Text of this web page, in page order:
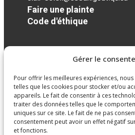
Gérer le
Pour offrir les meilleures expériences,
telles que les cookies pour stocker et/ou
appareils. Le fait de consentir à ces
traiter des données telles que le
uniques sur ce site. Le fait de ne pas
consentement peut avoir un effet négatif
et fonctions.
Faire une plainte
Code d'éthique
Réseaux sociaux
facebook